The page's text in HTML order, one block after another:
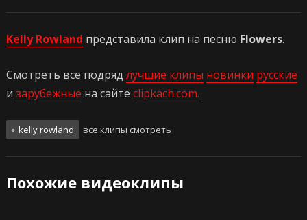
Kelly Rowland представила клип на песню Flowers.
Смотреть все подряд лучшие клипы новинки русские
и зарубежные на сайте clipkach.com.
kelly rowland все клипы смотреть
Похожие видеоклипы